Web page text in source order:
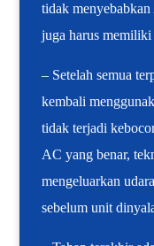
tidak
juga harus
– Setelah semua
kembali
tidak terjadi
AC yang benar,
mengeluarkan
sebelum unit